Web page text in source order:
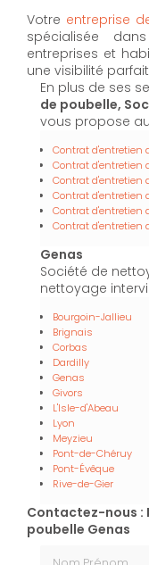
Votre entreprise
spécialisée
entreprises et
une visibilité
En plus de ses
de poubelle,
vous propose
Contrat d'entretien
Contrat d'entretien
Contrat d'entretien
Contrat d'entretien
Contrat d'entretien
Contrat d'entretien
Genas
Société de
nettoyage
Bourgoin-Jallieu
Brignais
Corbas
Dardilly
Genas
Givors
L'Isle-d'Abeau
Lyon
Meyzieu
Pont-de-Chéruy
Pont-Évêque
Rive-de-Gier
Contactez-nous :
poubelle Genas